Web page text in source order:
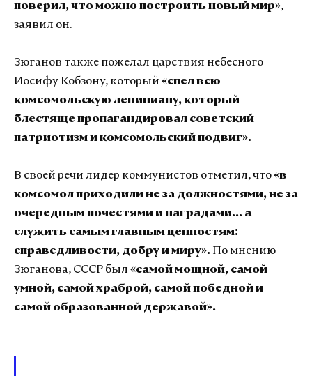
поверил, что можно построить новый мир», —
заявил он.
Зюганов также пожелал царствия небесного
Иосифу Кобзону, который «спел всю
комсомольскую лениниану, который
блестяще пропагандировал советский
патриотизм и комсомольский подвиг».
В своей речи лидер коммунистов отметил, что«в
комсомол приходили не за должностями, не за
очередным почестями и наградами... а
служить самым главным ценностям:
справедливости, добру и миру». По мнению
Зюганова, СССР был «самой мощной, самой
умной, самой храброй, самой победной и
самой образованной державой».